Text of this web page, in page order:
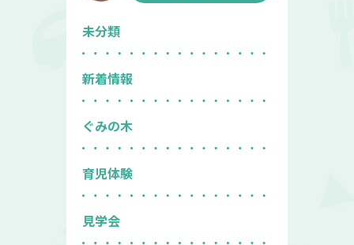
未分類
新着情報
ぐみの木
育児体験
見学会